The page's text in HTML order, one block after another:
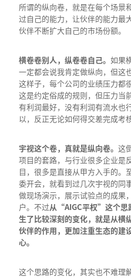
所谓的纵向卷，就是在每个场景
过自己的能力，让伙伴的能力最
伙伴不断扩大自己的市场份额。
横卷卷别人，纵卷卷自己。如果
一定都会说我肯定做纵向，但这
这样子，每个公司的业绩压力都
这是约定俗成的规则，但压力当
有利润最好，没有利润有流水也
以，反正无论如何得交差完成考核
宇视这个卷，真就是纵向卷。这
项目的套路，与行业很多企业是
目，很多是直接从甲方入手的。
委开会，就看到过几次宇视的同
做现场演示，展示试验点的成果
户。不过从“AIGC平权”这个思
生了比较深刻的变化，就是从横
伙伴的作用，更加注重生态的建
心。
这个思路的变化，其实也不难理解